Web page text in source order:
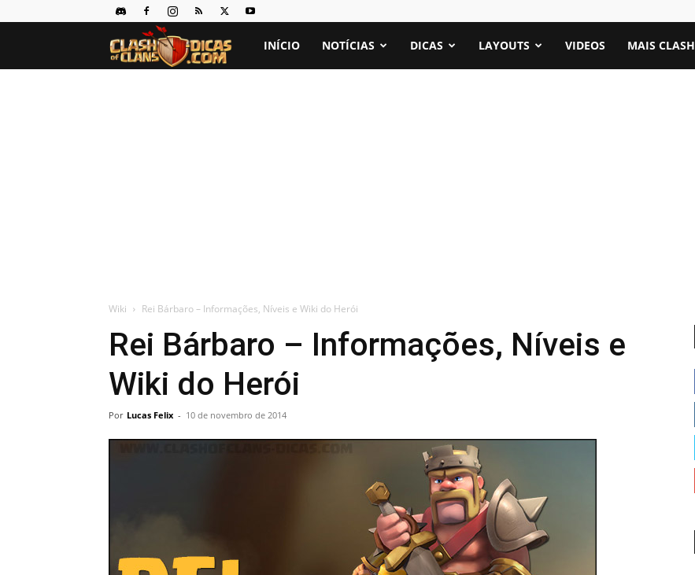
Clash
INÍCIO NOTÍCIAS DICAS LAYOUTS VIDEOS MAIS CLASH
Wiki Rei Bárbaro – Informações, Níveis e Wiki do Herói
Rei Bárbaro – Informações, Níveis e
Wiki do Herói
Por Lucas Felix - 10 de novembro de 2014